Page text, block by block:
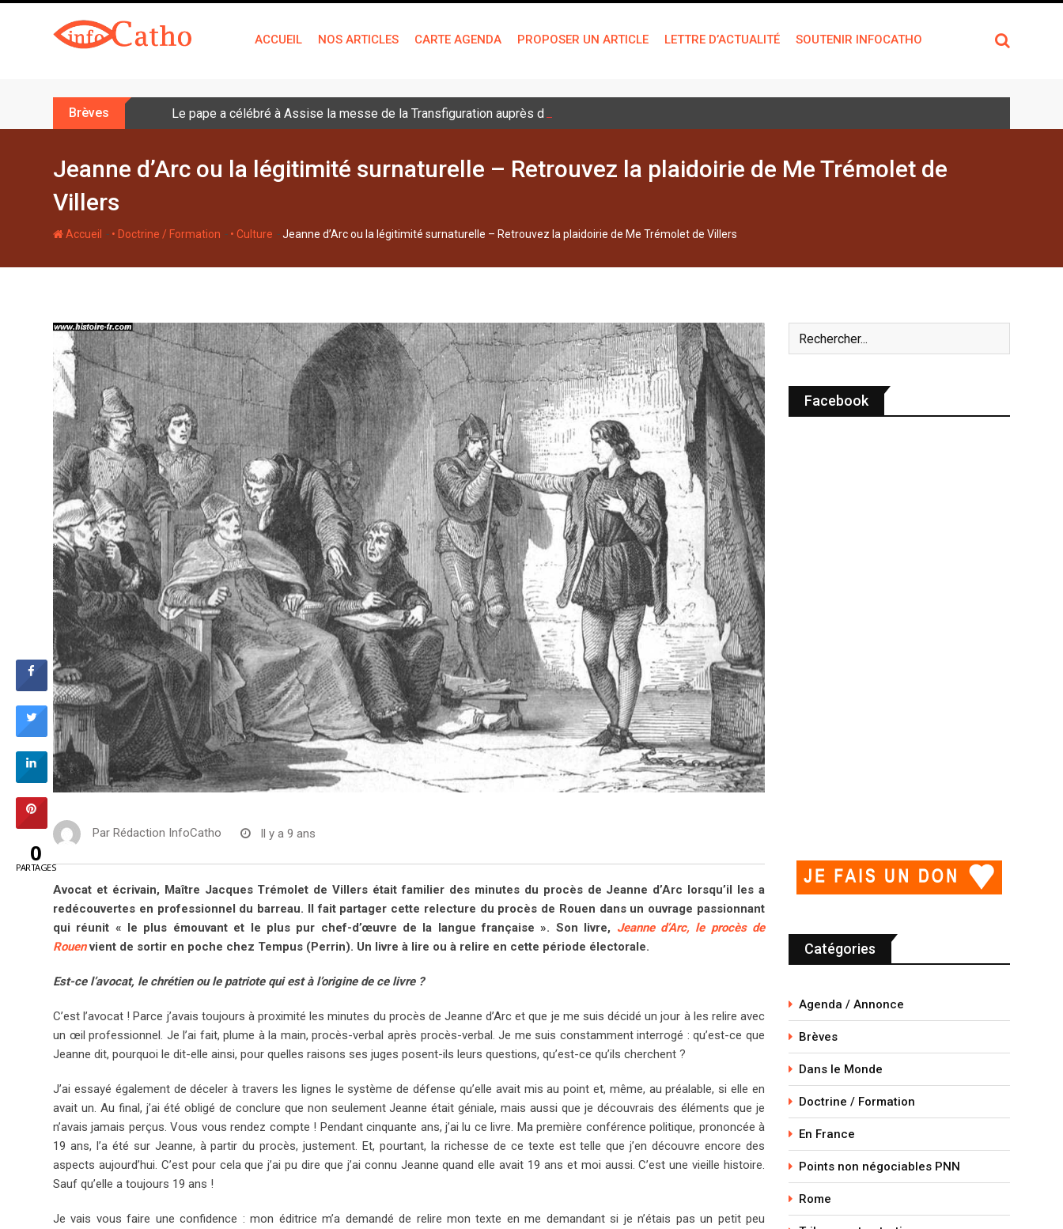
ACCUEIL NOS ARTICLES CARTE AGENDA PROPOSER UN ARTICLE LETTRE D’ACTUALITÉ SOUTENIR INFOCATHO
Brèves Le pape a célébré à Assise la messe de la Transfiguration auprès des jeunes
Jeanne d’Arc ou la légitimité surnaturelle – Retrouvez la plaidoirie de Me Trémolet de
Villers
Accueil - • Doctrine / Formation - • Culture -Jeanne d’Arc ou la légitimité surnaturelle – Retrouvez la plaidoirie de Me Trémolet de Villers
Par Rédaction InfoCatho Il y a 9 ans
Avocat et écrivain, Maître Jacques Trémolet de Villers était familier des minutes du procès de Jeanne d’Arc lorsqu’il les a
redécouvertes en professionnel du barreau. Il fait partager cette relecture du procès de Rouen dans un ouvrage passionnant
qui réunit « le plus émouvant et le plus pur chef-d’œuvre de la langue française ». Son livre, Jeanne d’Arc, le procès de
Rouen vient de sortir en poche chez Tempus (Perrin). Un livre à lire ou à relire en cette période électorale.
Est-ce l’avocat, le chrétien ou le patriote qui est à l’origine de ce livre ?
C’est l’avocat ! Parce j’avais toujours à proximité les minutes du procès de Jeanne d’Arc et que je me suis décidé un jour à les relire avec
un œil professionnel. Je l’ai fait, plume à la main, procès-verbal après ­procès-verbal. Je me suis constamment interrogé : qu’est-ce que
Jeanne dit, pourquoi le dit-elle ainsi, pour quelles raisons ses juges posent-ils leurs questions, qu’est-ce qu’ils cherchent ?
J’ai essayé également de déceler à travers les lignes le système de défense qu’elle avait mis au point et, même, au préalable, si elle en
avait un. Au final, j’ai été obligé de conclure que non seulement Jeanne était géniale, mais aussi que je découvrais des éléments que je
n’avais jamais perçus. Vous vous rendez compte ! Pendant cinquante ans, j’ai lu ce livre. Ma première conférence politique, prononcée à
19 ans, l’a été sur Jeanne, à partir du procès, justement. Et, pourtant, la richesse de ce texte est telle que j’en découvre encore des
aspects aujourd’hui. C’est pour cela que j’ai pu dire que j’ai connu Jeanne quand elle avait 19 ans et moi aussi. C’est une vieille histoire.
Sauf qu’elle a toujours 19 ans !
Je vais vous faire une confidence : mon éditrice m’a demandé de relire mon texte en me demandant si je n’étais pas un petit peu
Facebook
Catégories
Agenda / Annonce
Brèves
Dans le Monde
Doctrine / Formation
En France
Points non négociables PNN
Rome
0
PARTAGES